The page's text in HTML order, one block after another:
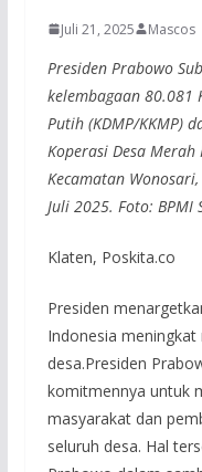
Juli 21, 2025 Mascos
Presiden Prabowo
kelembagaan 80.081
Putih (KDMP/KKMP)
Koperasi Desa Merah
Kecamatan
Juli 2025. Foto: BPMI
Klaten, Poskita.co
Presiden
Indonesia meningkat
desa.Presiden
komitmennya untuk
masyarakat dan
seluruh desa. Hal